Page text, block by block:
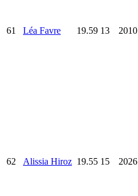
61 Léa Favre 19.59 13 2010
62 Alissia Hiroz 19.55 15 2026